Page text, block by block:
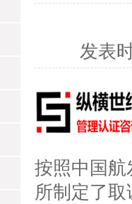
发表
按照中国航
所制定了